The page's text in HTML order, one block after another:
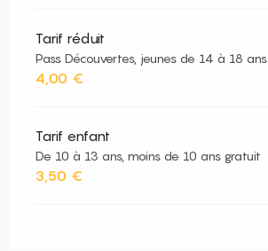
Tarif réduit
Pass Découvertes, jeunes de 14 à 18 ans
4,00 €
Tarif enfant
De 10 à 13 ans, moins de 10 ans gratuit
3,50 €